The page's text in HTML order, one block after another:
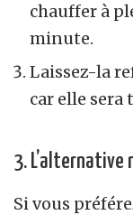
chauffer à
minute.
Laissez-la
car elle sera
3. L’alternative
Si vous